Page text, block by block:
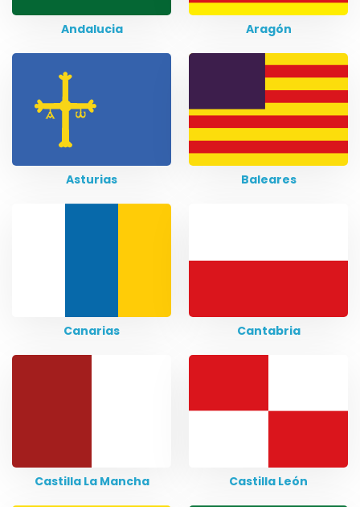
Andalucia Aragón
Asturias Baleares
Canarias Cantabria
Castilla La Mancha Castilla León